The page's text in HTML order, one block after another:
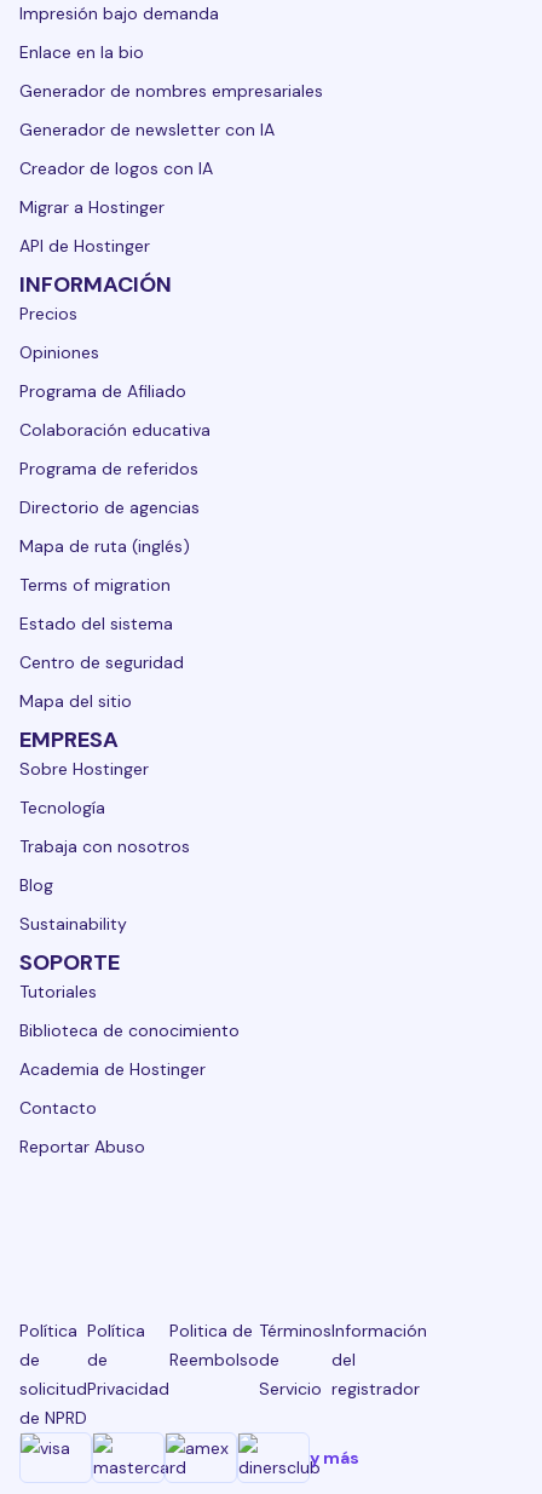
Impresión bajo demanda
Enlace en la bio
Generador de nombres empresariales
Generador de newsletter con IA
Creador de logos con IA
Migrar a Hostinger
API de Hostinger
INFORMACIÓN
Precios
Opiniones
Programa de Afiliado
Colaboración educativa
Programa de referidos
Directorio de agencias
Mapa de ruta (inglés)
Terms of migration
Estado del sistema
Centro de seguridad
Mapa del sitio
EMPRESA
Sobre Hostinger
Tecnología
Trabaja con nosotros
Blog
Sustainability
SOPORTE
Tutoriales
Biblioteca de conocimiento
Academia de Hostinger
Contacto
Reportar Abuso
Política
de
solicitud
de NPRD
Política
de
Privacidad
Politica de
Reembolso
Términos
de
Servicio
Información
del
registrador
y más